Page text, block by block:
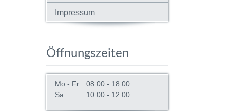
Impressum
Öffnungszeiten
Mo - Fr:
08:00 - 18:00
Sa:
10:00 - 12:00